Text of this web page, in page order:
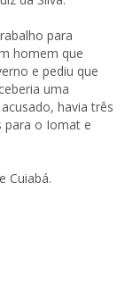
para
homem que
e pediu que
uma
havia três
para o Iomat e
Cuiabá.